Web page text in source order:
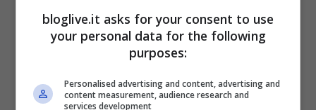
Sembrerebbe che altre applicazioni sulla
chirurgia plastica di Google Play store
siano state scaricate su Iphone e
smartphone da moltissime persone.
bloglive.it asks for your consent to use
your personal data for the following
purposes:
Personalised advertising and content, advertising and
content measurement, audience research and
services development